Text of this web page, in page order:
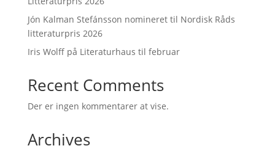
Jón Kalman Stefánsson nomineret til Nordisk Råds
litteraturpris 2026
Iris Wolff på Literaturhaus til februar
Recent Comments
Der er ingen kommentarer at vise.
Archives